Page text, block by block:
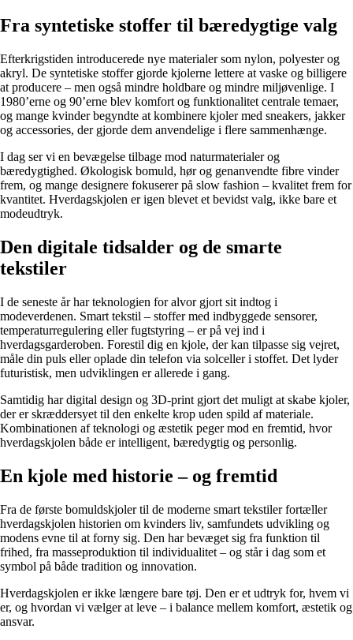
Fra syntetiske stoffer til bæredygtige valg
Efterkrigstiden introducerede nye materialer som nylon, polyester og
akryl. De syntetiske stoffer gjorde kjolerne lettere at vaske og billigere
at producere – men også mindre holdbare og mindre miljøvenlige. I
1980’erne og 90’erne blev komfort og funktionalitet centrale temaer,
og mange kvinder begyndte at kombinere kjoler med sneakers, jakker
og accessories, der gjorde dem anvendelige i flere sammenhænge.
I dag ser vi en bevægelse tilbage mod naturmaterialer og
bæredygtighed. Økologisk bomuld, hør og genanvendte fibre vinder
frem, og mange designere fokuserer på slow fashion – kvalitet frem for
kvantitet. Hverdagskjolen er igen blevet et bevidst valg, ikke bare et
modeudtryk.
Den digitale tidsalder og de smarte
tekstiler
I de seneste år har teknologien for alvor gjort sit indtog i
modeverdenen. Smart tekstil – stoffer med indbyggede sensorer,
temperaturregulering eller fugtstyring – er på vej ind i
hverdagsgarderoben. Forestil dig en kjole, der kan tilpasse sig vejret,
måle din puls eller oplade din telefon via solceller i stoffet. Det lyder
futuristisk, men udviklingen er allerede i gang.
Samtidig har digital design og 3D-print gjort det muligt at skabe kjoler,
der er skræddersyet til den enkelte krop uden spild af materiale.
Kombinationen af teknologi og æstetik peger mod en fremtid, hvor
hverdagskjolen både er intelligent, bæredygtig og personlig.
En kjole med historie – og fremtid
Fra de første bomuldskjoler til de moderne smart tekstiler fortæller
hverdagskjolen historien om kvinders liv, samfundets udvikling og
modens evne til at forny sig. Den har bevæget sig fra funktion til
frihed, fra masseproduktion til individualitet – og står i dag som et
symbol på både tradition og innovation.
Hverdagskjolen er ikke længere bare tøj. Den er et udtryk for, hvem vi
er, og hvordan vi vælger at leve – i balance mellem komfort, æstetik og
ansvar.